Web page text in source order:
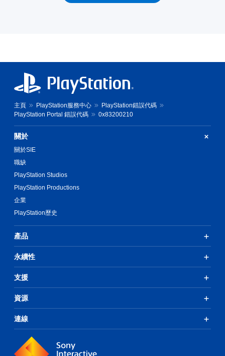
主頁 PlayStation服務中心
PlayStation錯誤代碼
PlayStation Portal 錯誤代碼
0x83200210
關於
關於SIE
職缺
PlayStation Studios
PlayStation Productions
企業
PlayStation歷史
產品
永續性
支援
資源
連線